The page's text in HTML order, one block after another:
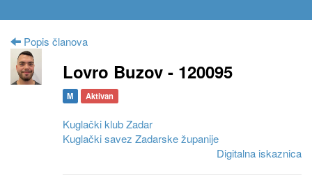
Popis članova
Lovro Buzov - 120095
M Aktivan
Kuglački klub Zadar
Kuglački savez Zadarske županije
Digitalna iskaznica